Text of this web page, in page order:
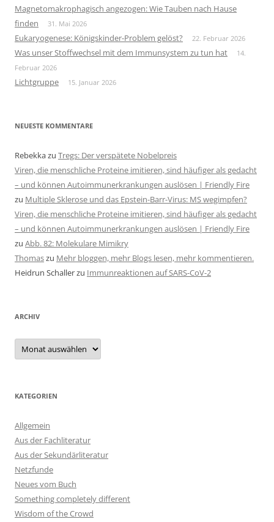
Magnetomakrophagisch angezogen: Wie Tauben nach Hause
finden
31. Mai 2026
Eukaryogenese: Königskinder-Problem gelöst? 22. Februar 2026
Was unser Stoffwechsel mit dem Immunsystem zu tun hat
14.
Februar 2026
Lichtgruppe 15. Januar 2026
NEUESTE KOMMENTARE
Rebekkazu Tregs: Der verspätete Nobelpreis
Viren, die menschliche Proteine imitieren, sind häufiger als gedacht
– und können Autoimmunerkrankungen auslösen | Friendly Fire
zu Multiple Sklerose und das Epstein-Barr-Virus: MS wegimpfen?
Viren, die menschliche Proteine imitieren, sind häufiger als gedacht
– und können Autoimmunerkrankungen auslösen | Friendly Fire
zu Abb. 82: Molekulare Mimikry
Thomaszu Mehr bloggen, mehr Blogs lesen, mehr kommentieren.
Heidrun Schallerzu Immunreaktionen auf SARS-CoV-2
ARCHIV
Archiv
KATEGORIEN
Allgemein
Aus der Fachliteratur
Aus der Sekundärliteratur
Netzfunde
Neues vom Buch
Something completely different
Wisdom of the Crowd